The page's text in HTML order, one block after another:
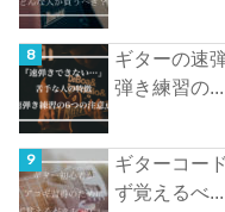
ギターの速
弾き練習の...
ギターコー
ず覚えるべ...